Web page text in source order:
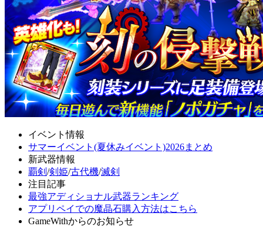
イベント情報
サマーイベント(夏休みイベント)2026まとめ
新武器情報
覇剣 /剣姫/古代機/滅剣
注目記事
最強アディショナル武器ランキング
アプリペイでの魔晶石購入方法はこちら
GameWithからのお知らせ